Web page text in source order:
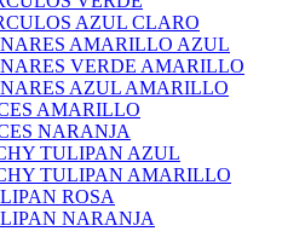
AZUL CLARO
AMARILLO AZUL
VERDE AMARILLO
AZUL AMARILLO
AMARILLO
NARANJA
TULIPAN AZUL
TULIPAN AMARILLO
ROSA
NARANJA